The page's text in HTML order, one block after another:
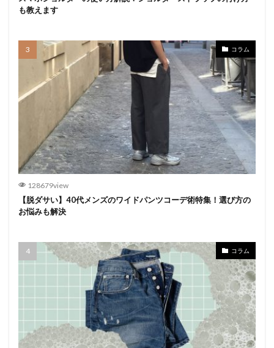
も教えます
コラム
128679view
【脱ダサい】40代メンズのワイドパンツコーデ術特集！選び方の
お悩みも解決
コラム